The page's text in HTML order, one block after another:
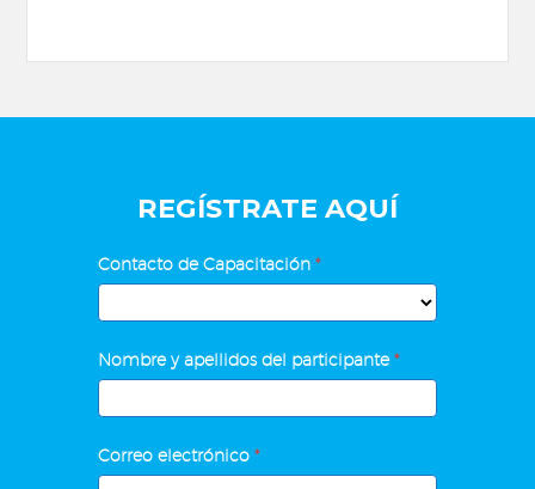
REGÍSTRATE AQUÍ
Programa
de
Desarrollo
de
Habilidades
para
Supervisores
y
Contacto de Capacitación *
Nombre y apellidos del participante*
Correo electrónico *